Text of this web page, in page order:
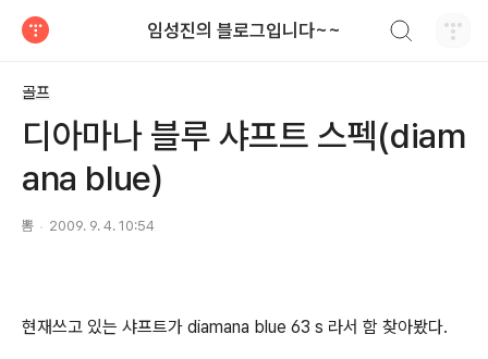
임성진의 블로그입니다~~
골프
디아마나 블루 샤프트 스펙(diam
ana blue)
뽐 2009. 9. 4. 10:54
현재쓰고 있는 샤프트가 diamana blue 63 s 라서 함 찾아봤다.